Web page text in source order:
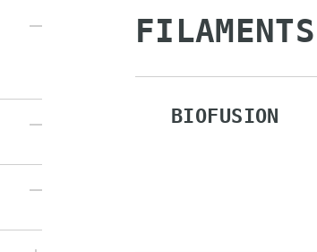
FILAMENTS
BIOFUSION